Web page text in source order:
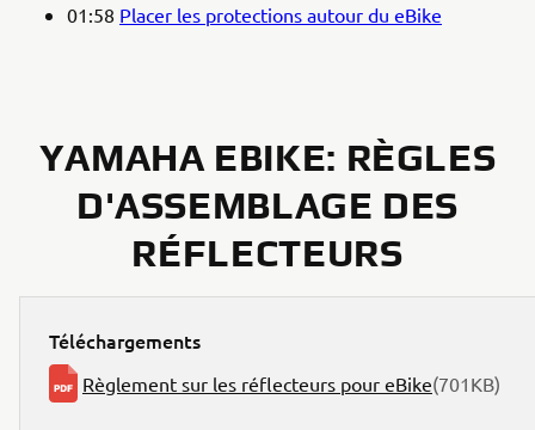
01:58 Placer les protections autour du eBike
YAMAHA EBIKE: RÈGLES
D'ASSEMBLAGE DES
RÉFLECTEURS
Téléchargements
Règlement sur les réflecteurs pour eBike(701KB)